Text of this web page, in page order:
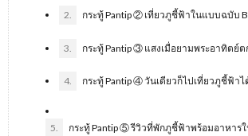
2. กระทู้ Pantip ② เที่ยวภูชี้ฟ้าในแบบฉบับ
3. กระทู้ Pantip ③ แสงเมื่อยามพระอาทิตย์
4. กระทู้ Pantip ④ วันเดียวก็ไปเที่ยวภูชี้ฟ้าไ
5. กระทู้ Pantip ⑤ รีวิวที่พักภูชี้ฟ้าพร้อมอาหาร